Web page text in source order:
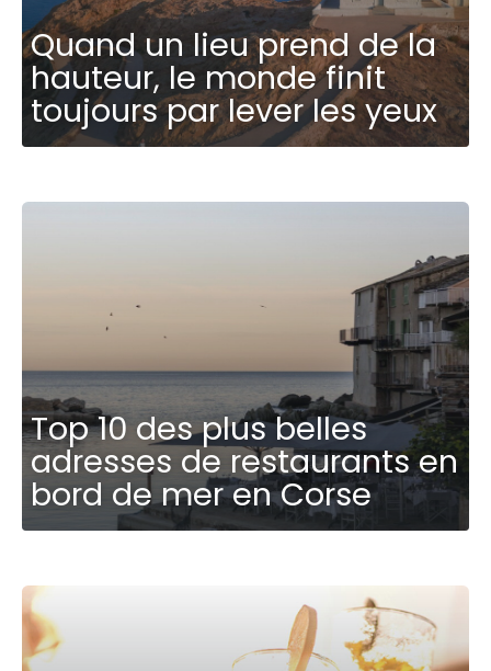
Quand un lieu prend de la
hauteur, le monde finit
toujours par lever les yeux
Top 10 des plus belles
adresses de restaurants en
bord de mer en Corse